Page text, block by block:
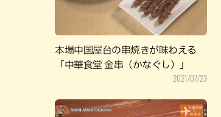
本場中国屋台の串焼きが味わえる
「中華食堂 金串（かなぐし）」
2021/07/23